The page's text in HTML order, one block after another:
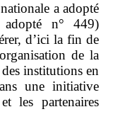
a adopté
n° 449)
d’ici la fin de
de la
institutions en
une initiative
les partenaires